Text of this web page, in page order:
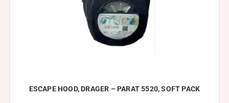
ESCAPE HOOD, DRAGER – PARAT 5520, SOFT PACK